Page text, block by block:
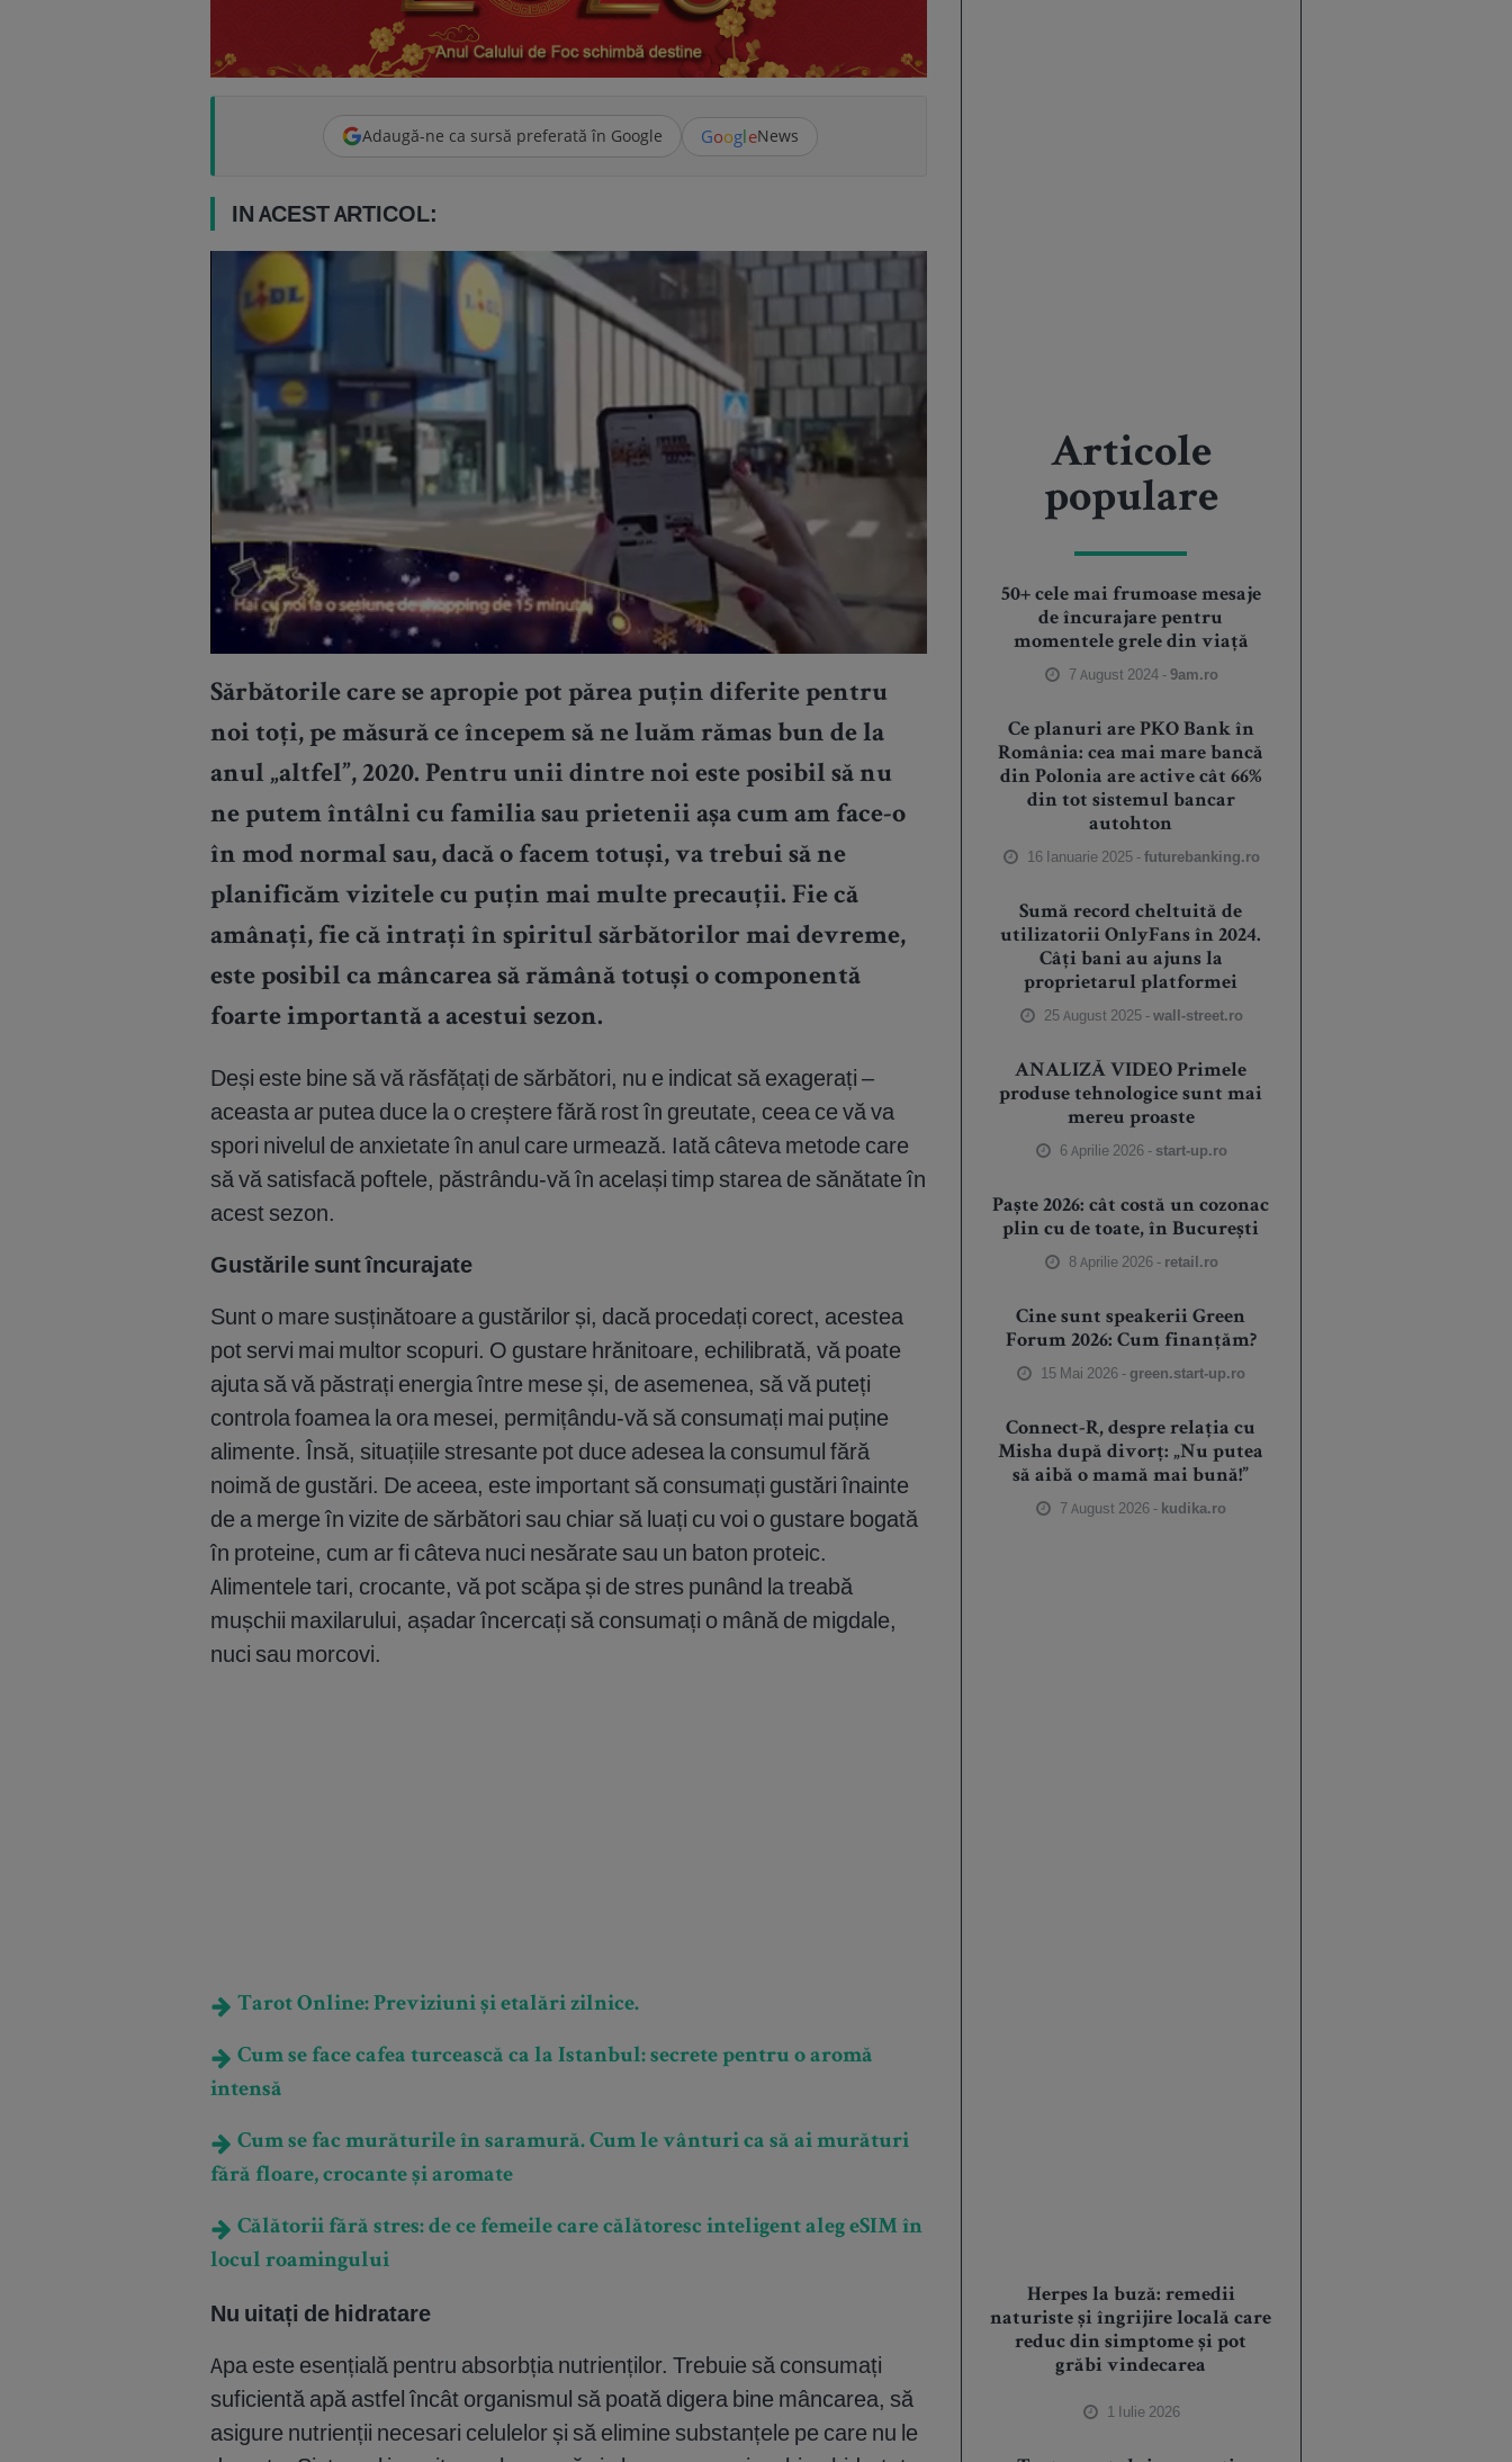
Adaugă-ne ca sursă preferată în Google GoogleNews
IN ACEST ARTICOL:
Sărbătorile care se apropie pot părea puțin diferite pentru
noi toți, pe măsură ce începem să ne luăm rămas bun de la
anul „altfel”, 2020. Pentru unii dintre noi este posibil să nu
ne putem întâlni cu familia sau prietenii așa cum am face-o
în mod normal sau, dacă o facem totuși, va trebui să ne
planificăm vizitele cu puțin mai multe precauții. Fie că
amânați, fie că intrați în spiritul sărbătorilor mai devreme,
este posibil ca mâncarea să rămână totuși o componentă
foarte importantă a acestui sezon.
Deși este bine să vă răsfățați de sărbători, nu e indicat să exagerați –
aceasta ar putea duce la o creștere fără rost în greutate, ceea ce vă va
spori nivelul de anxietate în anul care urmează. Iată câteva metode care
să vă satisfacă poftele, păstrându-vă în același timp starea de sănătate în
acest sezon.
Gustările sunt încurajate
Sunt o mare susținătoare a gustărilor și, dacă procedați corect, acestea
pot servi mai multor scopuri. O gustare hrănitoare, echilibrată, vă poate
ajuta să vă păstrați energia între mese și, de asemenea, să vă puteți
controla foamea la ora mesei, permițându-vă să consumați mai puține
alimente. Însă, situațiile stresante pot duce adesea la consumul fără
noimă de gustări. De aceea, este important să consumați gustări înainte
de a merge în vizite de sărbători sau chiar să luați cu voi o gustare bogată
în proteine, cum ar fi câteva nuci nesărate sau un baton proteic.
Alimentele tari, crocante, vă pot scăpa și de stres punând la treabă
mușchii maxilarului, așadar încercați să consumați o mână de migdale,
nuci sau morcovi.
Tarot Online: Previziuni și etalări zilnice.
Cum se face cafea turcească ca la Istanbul: secrete pentru o aromă
intensă
Cum se fac murăturile în saramură. Cum le vânturi ca să ai murături
fără floare, crocante și aromate
Călătorii fără stres: de ce femeile care călătoresc inteligent aleg eSIM în
locul roamingului
Nu uitați de hidratare
Apa este esențială pentru absorbția nutrienților. Trebuie să consumați
suficientă apă astfel încât organismul să poată digera bine mâncarea, să
asigure nutrienții necesari celulelor și să elimine substanțele pe care nu le
Articole
populare
50+ cele mai frumoase mesaje
de încurajare pentru
momentele grele din viață
7 August 2024 -9am.ro
Ce planuri are PKO Bank în
România: cea mai mare bancă
din Polonia are active cât 66%
din tot sistemul bancar
autohton
16 Ianuarie 2025 -futurebanking.ro
Sumă record cheltuită de
utilizatorii OnlyFans în 2024.
Câți bani au ajuns la
proprietarul platformei
25 August 2025 -wall-street.ro
ANALIZĂ VIDEO Primele
produse tehnologice sunt mai
mereu proaste
6 Aprilie 2026 - start-up.ro
Paște 2026: cât costă un cozonac
plin cu de toate, în București
8 Aprilie 2026 - retail.ro
Cine sunt speakerii Green
Forum 2026: Cum finanțăm?
15 Mai 2026 - green.start-up.ro
Connect-R, despre relația cu
Misha după divorț: „Nu putea
să aibă o mamă mai bună!”
7 August 2026 - kudika.ro
Herpes la buză: remedii
naturiste și îngrijire locală care
reduc din simptome și pot
grăbi vindecarea
1 Iulie 2026